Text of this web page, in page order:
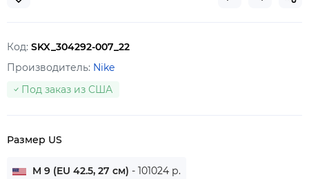
Код: SKX_304292-007_22
Производитель: Nike
Под заказ из США
Размер US
M 9 (EU 42.5, 27 см) - 101024 р.